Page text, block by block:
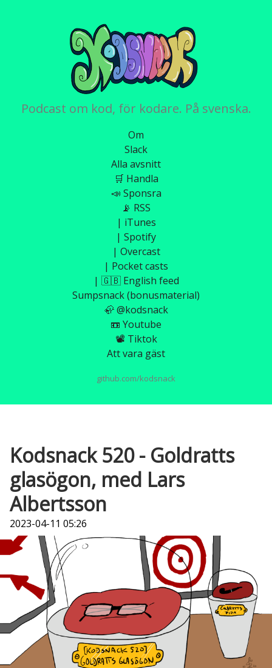
Podcast om kod, för kodare. På svenska.
Om
Slack
Alla avsnitt
🛒 Handla
📣 Sponsra
📡 RSS
| iTunes
| Spotify
| Overcast
| Pocket casts
| 🇬🇧 English feed
Sumpsnack (bonusmaterial)
🦣 @kodsnack
📼 Youtube
📽️ Tiktok
Att vara gäst
github.com/kodsnack
Kodsnack 520 - Goldratts
glasögon, med Lars
Albertsson
2023-04-11 05:26